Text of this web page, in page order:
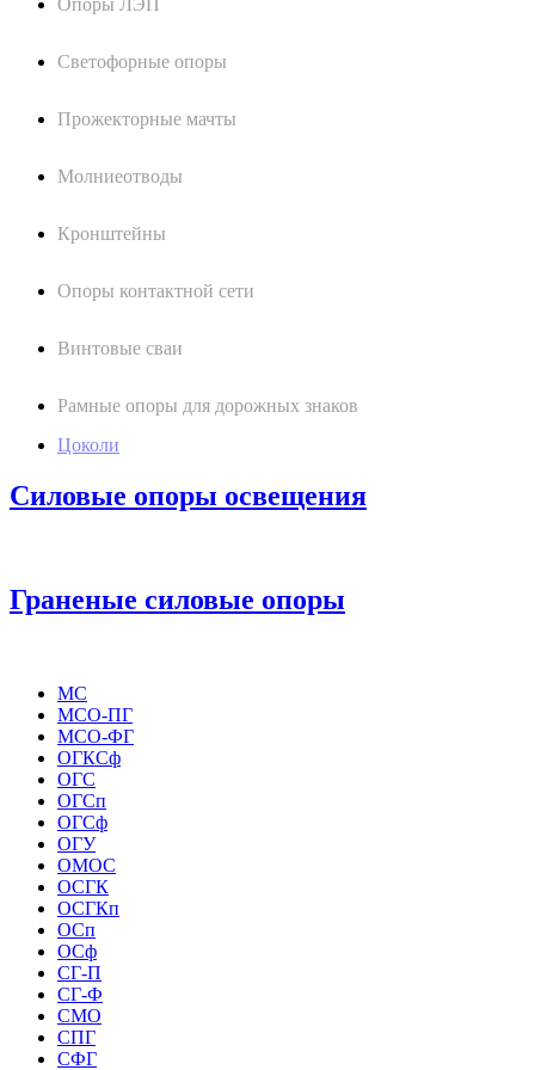
Опоры ЛЭП
Светофорные опоры
Прожекторные мачты
Молниеотводы
Кронштейны
Опоры контактной сети
Винтовые сваи
Рамные опоры для дорожных знаков
Цоколи
Силовые опоры освещения
Граненые силовые опоры
МС
МСО-ПГ
МСО-ФГ
ОГКСф
ОГС
ОГСп
ОГСф
ОГУ
ОМОС
ОСГК
ОСГКп
ОСп
ОСф
СГ-П
СГ-Ф
СМО
СПГ
СФГ